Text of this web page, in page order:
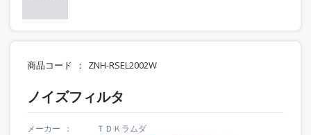
商品コード ZNH-RSEL2002W
ノイズフィルタ
メーカー
ＴＤＫラムダ